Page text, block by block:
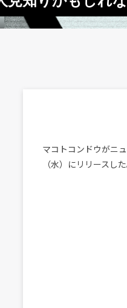
マコトコンドウがニ
（水）にリリースした